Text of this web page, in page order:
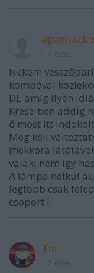
apamacko
Nekem
kombóval
DE amíg ilyen
Kresz-ben addig
ő most itt
Meg kell
mekkora
valaki nem így
A lámpa nélkül
legtöbb csak
csoport !
Tie